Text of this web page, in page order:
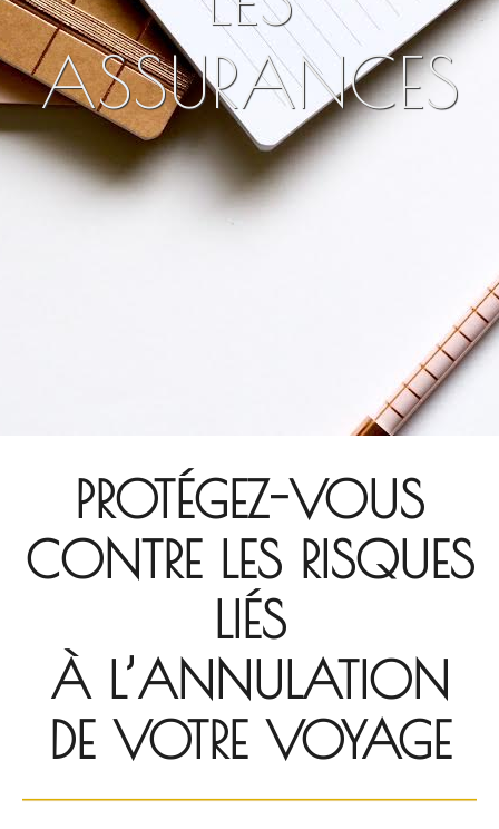
ASSURANCES
PROTÉGEZ-VOUS
CONTRE LES RISQUES
LIÉS
À L’ANNULATION
DE VOTRE VOYAGE